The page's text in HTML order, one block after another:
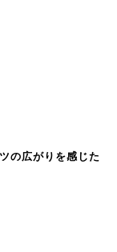
の広がりを感じた